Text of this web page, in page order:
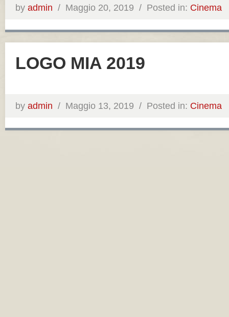
by admin / Maggio 20, 2019 / Posted in: Cinema
LOGO MIA 2019
by admin / Maggio 13, 2019 / Posted in: Cinema